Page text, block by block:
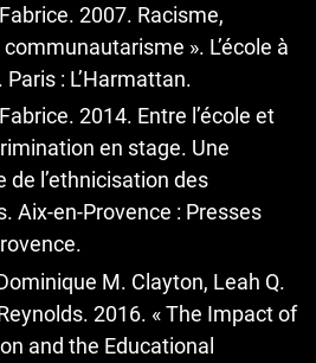
2007. Racisme,
». L’école à
: L’Harmattan.
2014. Entre l’école et
en stage. Une
de l’ethnicisation des
Aix-en-Provence : Presses
M. Clayton, Leah Q.
2016. « The Impact of
and the Educational